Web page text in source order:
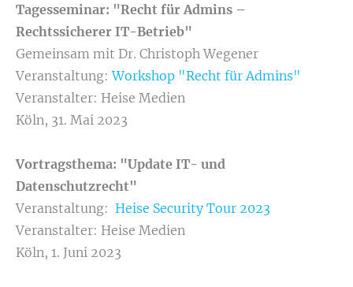
Tagesseminar: "Recht für Admins –
Rechtssicherer IT-Betrieb"
Gemeinsam mit Dr. Christoph Wegener
Veranstaltung:Workshop "Recht für Admins"
Veranstalter: Heise Medien
Köln, 31. Mai 2023
Vortragsthema: "Update IT- und
Datenschutzrecht"
Veranstaltung: Heise Security Tour 2023
Veranstalter: Heise Medien
Köln, 1. Juni 2023